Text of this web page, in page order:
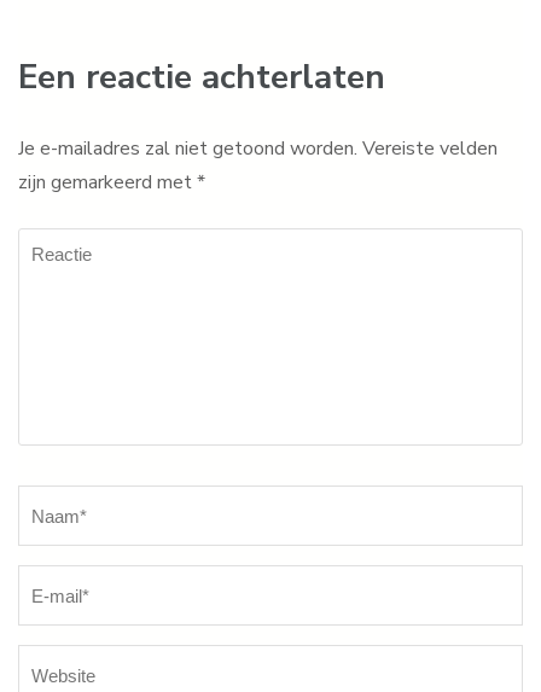
Een reactie achterlaten
Je e-mailadres zal niet getoond worden. Vereiste velden
zijn gemarkeerd met*
Reactie